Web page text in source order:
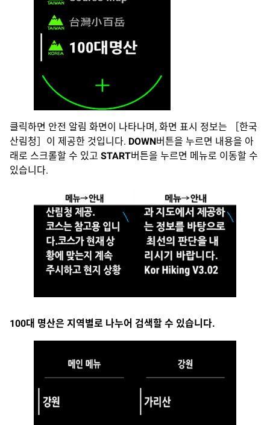
클릭하면 안전 알림 화면이 나타나며, 화면 표시 정보는 ［한국
산림청］이 제공한 것입니다. DOWN버튼을 누르면 내용을 아
래로 스크롤할 수 있고 START버튼을 누르면 메뉴로 이동할 수
있습니다.
100대 명산은 지역별로 나누어 검색할 수 있습니다.